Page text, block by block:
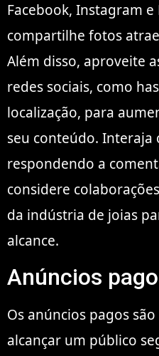
Facebook, Instagram e
compartilhe fotos
Além disso, aproveite
redes sociais, como
localização, para
seu conteúdo. Interaja
respondendo a
considere
da indústria de joias
alcance.
Anúncios
Os anúncios pagos
alcançar um público